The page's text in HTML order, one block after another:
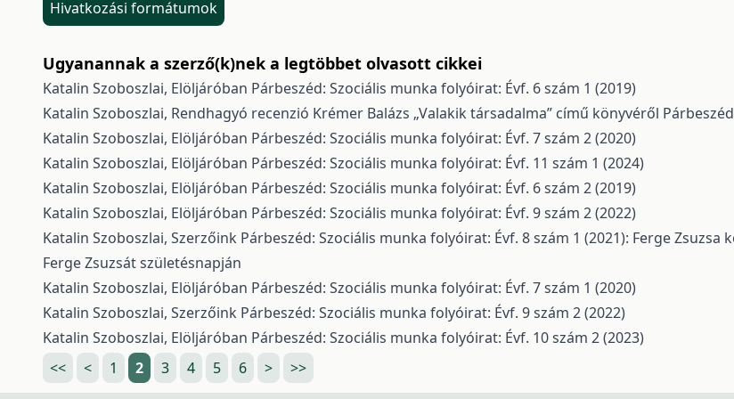
Hivatkozási formátumok
Ugyanannak a szerző(k)nek a legtöbbet olvasott cikkei
Katalin Szoboszlai, Elöljáróban Párbeszéd: Szociális munka folyóirat: Évf. 6 szám 1 (2019)
Katalin Szoboszlai, Rendhagyó recenzió Krémer Balázs „Valakik társadalma” című könyvéről
Katalin Szoboszlai, Elöljáróban Párbeszéd: Szociális munka folyóirat: Évf. 7 szám 2 (2020)
Katalin Szoboszlai, Elöljáróban Párbeszéd: Szociális munka folyóirat: Évf. 11 szám 1 (2024)
Katalin Szoboszlai, Elöljáróban Párbeszéd: Szociális munka folyóirat: Évf. 6 szám 2 (2019)
Katalin Szoboszlai, Elöljáróban Párbeszéd: Szociális munka folyóirat: Évf. 9 szám 2 (2022)
Katalin Szoboszlai, Szerzőink Párbeszéd: Szociális munka folyóirat: Évf. 8 szám 1 (2021): Ferge
Ferge Zsuzsát születésnapján
Katalin Szoboszlai, Elöljáróban Párbeszéd: Szociális munka folyóirat: Évf. 7 szám 1 (2020)
Katalin Szoboszlai, Szerzőink Párbeszéd: Szociális munka folyóirat: Évf. 9 szám 2 (2022)
Katalin Szoboszlai, Elöljáróban Párbeszéd: Szociális munka folyóirat: Évf. 10 szám 2 (2023)
<<
< 1 2 3 4 5 6 > >>